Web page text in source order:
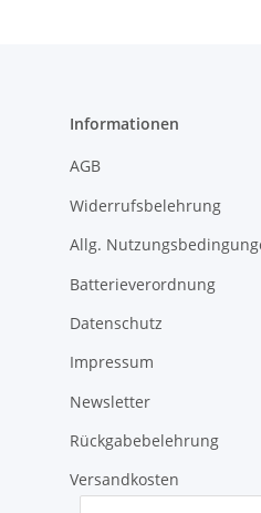
Informationen
AGB
Widerrufsbelehrung
Allg.
Batterieverordnung
Datenschutz
Impressum
Newsletter
Rückgabebelehrung
Versandkosten